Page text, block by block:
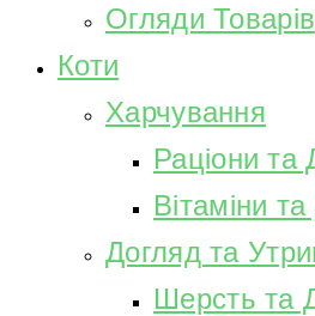
Огляди Товарів
Коти
Харчування
Раціони та
Вітаміни
Догляд та
Шерсть та